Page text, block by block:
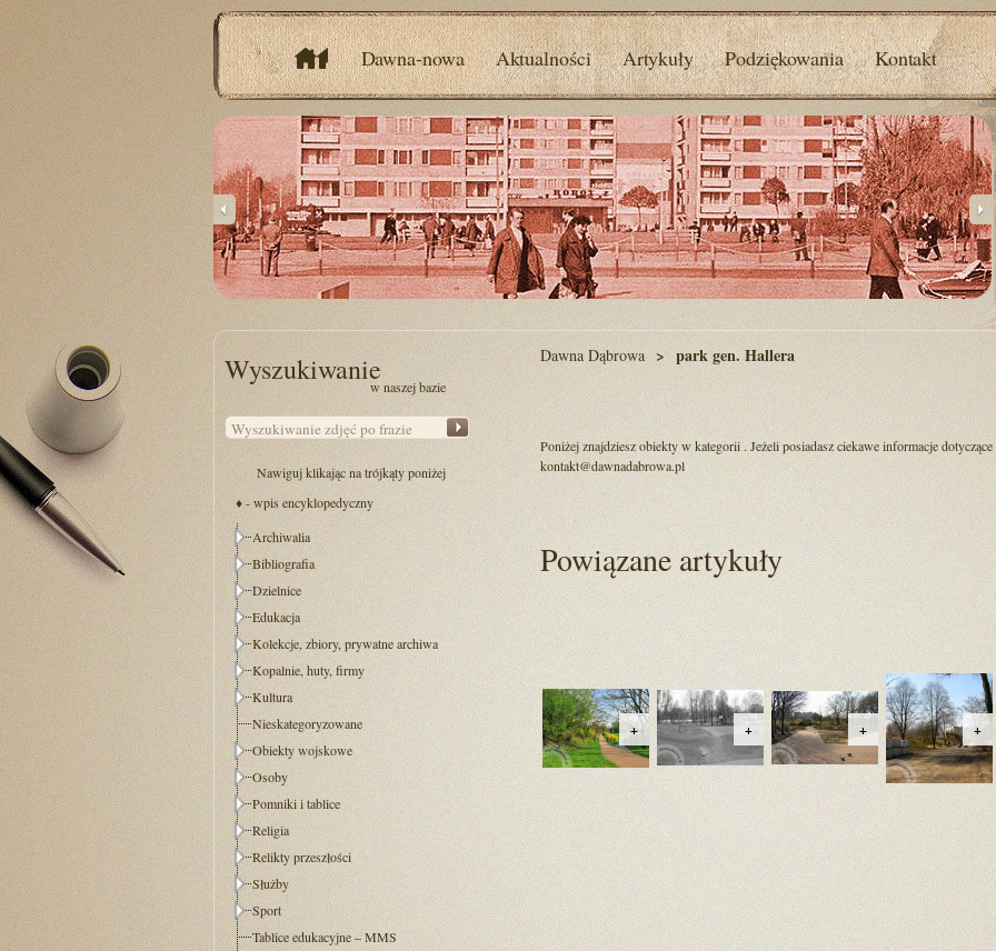
Dawna-nowa Aktualności Artykuły Podziękowania Kontakt
Dawna Dąbrowa park gen. Hallera
Poniżej znajdziesz obiekty w kategorii . Jeżeli posiadasz ciekawe informacje
kontakt@dawnadabrowa.pl
Powiązane artykuły
+ + + +
Wyszukiwaniew naszej bazie
Nawiguj klikając na trójkąty poniżej
♦ - wpis encyklopedyczny
Archiwalia
Bibliografia
Dzielnice
Edukacja
Kolekcje, zbiory, prywatne archiwa
Kopalnie, huty, firmy
Kultura
Nieskategoryzowane
Obiekty wojskowe
Osoby
Pomniki i tablice
Religia
Relikty przeszłości
Służby
Sport
Tablice edukacyjne – MMS